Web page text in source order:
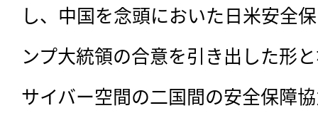
し、中国を念頭においた日米安全
ンプ大統領の合意を引き出した形
サイバー空間の二国間の安全保障